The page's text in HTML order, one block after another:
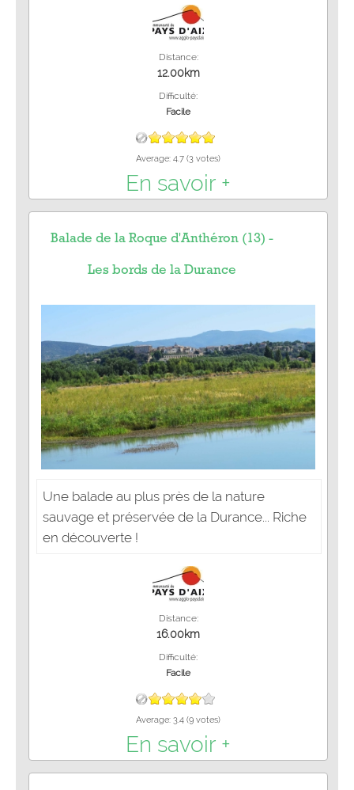
Distance:
12.00km
Difficulté:
Facile
Average:4.7 (3 votes)
En savoir +
Balade de la Roque d'Anthéron (13) -
Les bords de la Durance
Une balade au plus près de la nature
sauvage et préservée de la Durance... Riche
en découverte !
Distance:
16.00km
Difficulté:
Facile
Average:3.4 (9 votes)
En savoir +